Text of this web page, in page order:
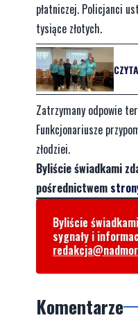
płatniczej. Policjanci
tysiące złotych.
Zatrzymany odpowie
Funkcjonariusze
złodziei.
Byliście świadkami
pośrednictwem
Byliście
sygnały i
Komentarze